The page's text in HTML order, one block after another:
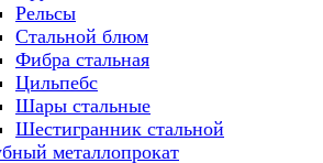
Рельсы
Стальной блюм
Фибра стальная
Цильпебс
Шары стальные
Шестигранник стальной
металлопрокат